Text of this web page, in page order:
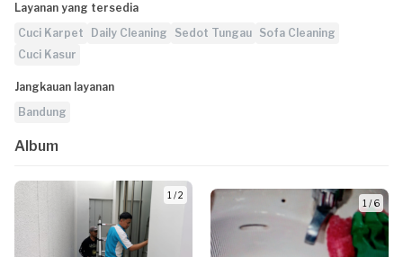
Layanan yang tersedia
Cuci Karpet
Daily Cleaning Sedot Tungau Sofa Cleaning
Cuci Kasur
Jangkauan layanan
Bandung
Album
1 / 2
1 / 6